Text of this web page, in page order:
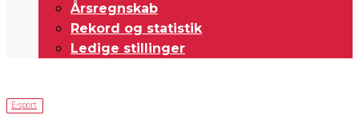
Årsregnskab
Rekord og statistik
Ledige stillinger
E-sport